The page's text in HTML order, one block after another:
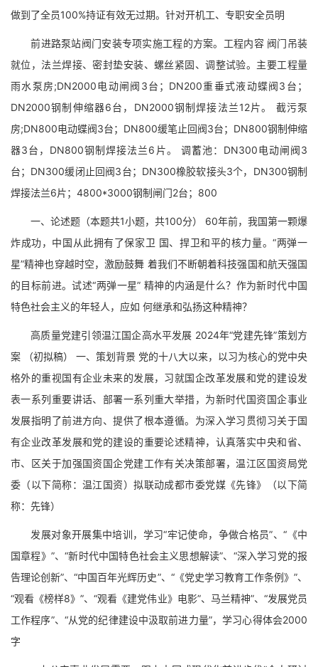
做到了全员100%持证有效无过期。针对开机工、专职安全员明
前进路泵站阀门安装专项实施工程的方案。工程内容 阀门吊装
就位，法兰焊接、密封垫安装、螺丝紧固、调整试验。主要工程量
雨水泵房;DN2000电动闸阀3台；DN200重垂式液动蝶阀3台；
DN2000钢制伸缩器6台，DN2000钢制焊接法兰12片。 截污泵
房;DN800电动蝶阀3台；DN800缓笔止回阀3台；DN800钢制伸缩
器3台，DN800钢制焊接法兰6片。 调蓄池：DN300电动闸阀3
台；DN300缓闭止回阀3台；DN300橡胶软接头3个，DN300钢制
焊接法兰6片；4800*3000钢制闸门2台；800
一、论述题（本题共1小题，共100分） 60年前，我国第一颗爆
炸成功，中国从此拥有了保家卫 国、捍卫和平的核力量。“两弹一
星”精神也穿越时空，激励鼓舞 着我们不断朝着科技强国和航天强国
的目标前进。试述“两弹一星” 精神的内涵是什么？作为新时代中国
特色社会主义的年轻人，应如 何继承和弘扬这种精神？
高质量党建引领温江国企高水平发展 2024年“党建先锋”策划方
案 （初拟稿） 一、策划背景 党的十八大以来，以习为核心的党中央
格外的重视国有企业未来的发展，习就国企改革发展和党的建设发
表一系列重要讲话、部署一系列重大举措，为新时代国资国企事业
发展指明了前进方向、提供了根本遵循。为深入学习贯彻习关于国
有企业改革发展和党的建设的重要论述精神，认真落实中央和省、
市、区关于加强国资国企党建工作有关决策部署，温江区国资局党
委（以下简称：温江国资）拟联动成都市委党媒《先锋》（以下简
称：先锋）
发展对象开展集中培训，学习“牢记使命，争做合格员”、“《中
国章程》”、“新时代中国特色社会主义思想解读”、“深入学习党的报
告理论创新”、“中国百年光辉历史”、“《党史学习教育工作条例》”、
“观看《榜样8》”、“观看《建党伟业》电影”、马兰精神”、“发展党员
工作程序”、“从党的纪律建设中汲取前进力量”，学习心得体会2000
字